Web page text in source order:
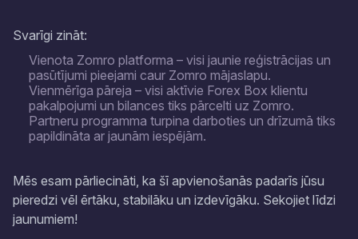
Svarīgi zināt:
Vienota Zomro platforma – visi jaunie reģistrācijas un
pasūtījumi pieejami caur Zomro mājaslapu.
Vienmērīga pāreja – visi aktīvie Forex Box klientu
pakalpojumi un bilances tiks pārcelti uz Zomro.
Partneru programma turpina darboties un drīzumā tiks
papildināta ar jaunām iespējām.
Mēs esam pārliecināti, ka šī apvienošanās padarīs jūsu
pieredzi vēl ērtāku, stabilāku un izdevīgāku. Sekojiet līdzi
jaunumiem!